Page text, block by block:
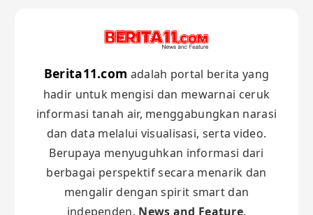
Berita11.com adalah portal berita yang
hadir untuk mengisi dan mewarnai ceruk
informasi tanah air, menggabungkan narasi
dan data melalui visualisasi, serta video.
Berupaya menyuguhkan informasi dari
berbagai perspektif secara menarik dan
mengalir dengan spirit smart dan
independen. News and Feature.